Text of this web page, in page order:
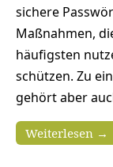
sichere
Maßnahmen,
häufigsten
schützen. Zu
gehört aber
Weiterlesen →